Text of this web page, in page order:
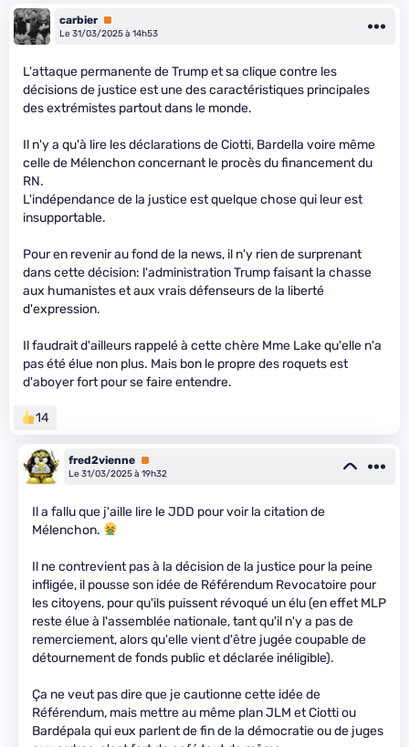
carbier Premium
Le 31/03/2025 à 14h53
L'attaque permanente de Trump et sa clique contre les
décisions de justice est une des caractéristiques principales
des extrémistes partout dans le monde.
Il n'y a qu'à lire les déclarations de Ciotti, Bardella voire même
celle de Mélenchon concernant le procès du financement du
RN.
L'indépendance de la justice est quelque chose qui leur est
insupportable.
Pour en revenir au fond de la news, il n'y rien de surprenant
dans cette décision: l'administration Trump faisant la chasse
aux humanistes et aux vrais défenseurs de la liberté
d'expression.
Il faudrait d'ailleurs rappelé à cette chère Mme Lake qu'elle n'a
pas été élue non plus. Mais bon le propre des roquets est
d'aboyer fort pour se faire entendre.
14
fred2vienne Premium
Le 31/03/2025 à 19h32
Il a fallu que j'aille lire le JDD pour voir la citation de
Mélenchon.
Il ne contrevient pas à la décision de la justice pour la peine
infligée, il pousse son idée de Référendum Revocatoire pour
les citoyens, pour qu'ils puissent révoqué un élu (en effet MLP
reste élue à l'assemblée nationale, tant qu'il n'y a pas de
remerciement, alors qu'elle vient d'être jugée coupable de
détournement de fonds public et déclarée inéligible).
Ça ne veut pas dire que je cautionne cette idée de
Référendum, mais mettre au même plan JLM et Ciotti ou
Bardépala qui eux parlent de fin de la démocratie ou de juges